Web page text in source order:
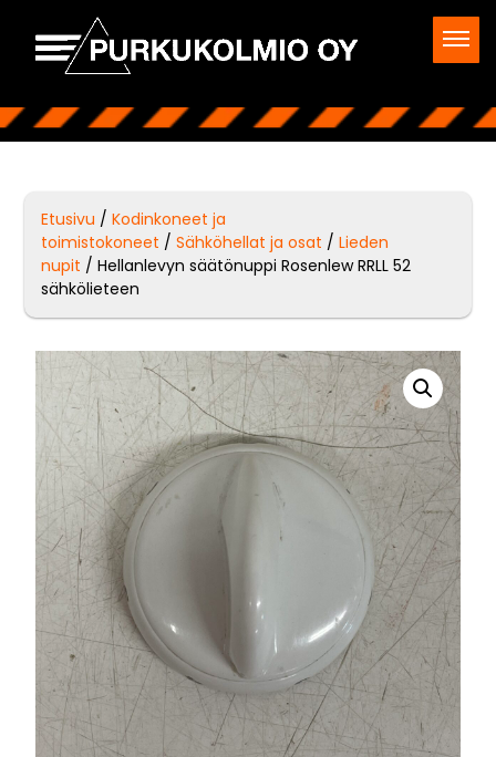
Etusivu /Kodinkoneet ja
toimistokoneet /Sähköhellat ja osat /Lieden
nupit / Hellanlevyn säätönuppi Rosenlew RRLL 52
sähkölieteen